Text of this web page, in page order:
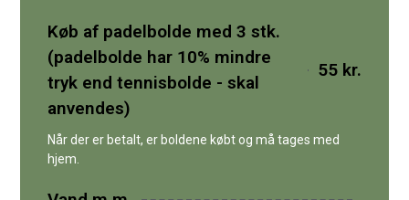
Køb af padelbolde med 3 stk.
(padelbolde har 10% mindre
tryk end tennisbolde - skal
anvendes)
55 kr.
Når der er betalt, er boldene købt og må tages med
hjem.